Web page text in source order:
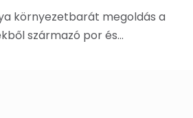
környezetbarát megoldás a
származó por és…